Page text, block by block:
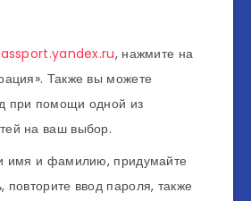
, нажмите на
Также вы можете
при помощи одной из
на ваш выбор.
имя и фамилию, придумайте
повторите ввод пароля, также